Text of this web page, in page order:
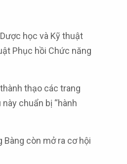
học và Kỹ thuật
Phục hồi Chức năng
thạo các trang
chuẩn bị “hành
còn mở ra cơ hội